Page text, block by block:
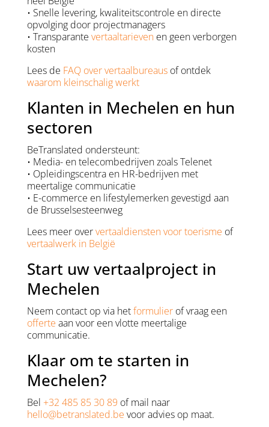
• Snelle levering, kwaliteitscontrole en directe
opvolging door projectmanagers
• Transparante vertaaltarievenen geen verborgen
kosten
Lees de FAQ over vertaalbureausof ontdek
waarom kleinschalig werkt
Klanten in Mechelen en hun
sectoren
BeTranslated ondersteunt:
• Media- en telecombedrijven zoals Telenet
• Opleidingscentra en HR-bedrijven met
meertalige communicatie
• E-commerce en lifestylemerken gevestigd aan
de Brusselsesteenweg
Lees meer oververtaaldiensten voor toerisme of
vertaalwerk in België
Start uw vertaalproject in
Mechelen
Neem contact op via hetformulierof vraag een
offerte aan voor een vlotte meertalige
communicatie.
Klaar om te starten in
Mechelen?
Bel +32 485 85 30 89 of mail naar
hello@betranslated.be voor advies op maat.